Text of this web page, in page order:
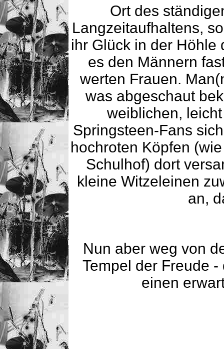
Ort des
Langzeitaufhaltens,
ihr Glück in der Höhle
es den Männern
werten Frauen.
was abgeschaut
weiblichen,
Springsteen-Fans
hochroten Köpfen
Schulhof) dort
kleine Witzeleinen
an,
Nun aber weg von
Tempel der Freude
einen